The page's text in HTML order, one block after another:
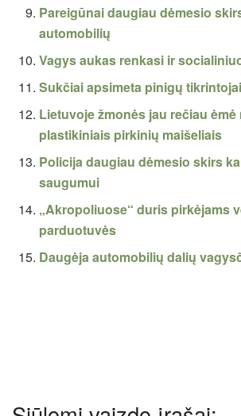
Pareigūnai daugiau dėmesio
automobilių
Vagys aukas renkasi ir
Sukčiai apsimeta pinigų
Lietuvoje žmonės jau rečiau
plastikiniais pirkinių maišeliais
Policija daugiau dėmesio skirs
saugumui
„Akropoliuose“ duris pirkėjams
parduotuvės
Daugėja automobilių dalių